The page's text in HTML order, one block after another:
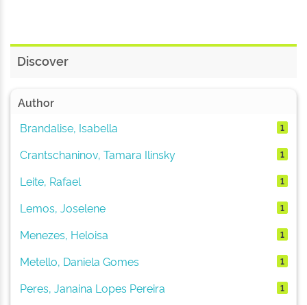
Discover
Author
Brandalise, Isabella
1
Crantschaninov, Tamara Ilinsky 1
Leite, Rafael 1
Lemos, Joselene 1
Menezes, Heloisa 1
Metello, Daniela Gomes 1
Peres, Janaina Lopes Pereira 1